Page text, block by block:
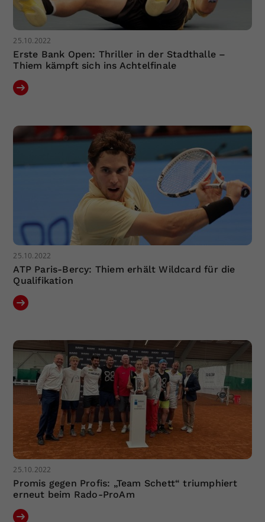
25.10.2022
Erste Bank Open: Thriller in der Stadthalle –
Thiem kämpft sich ins Achtelfinale
25.10.2022
ATP Paris-Bercy: Thiem erhält Wildcard für die
Qualifikation
25.10.2022
Promis gegen Profis: „Team Schett“ triumphiert
erneut beim Rado-ProAm